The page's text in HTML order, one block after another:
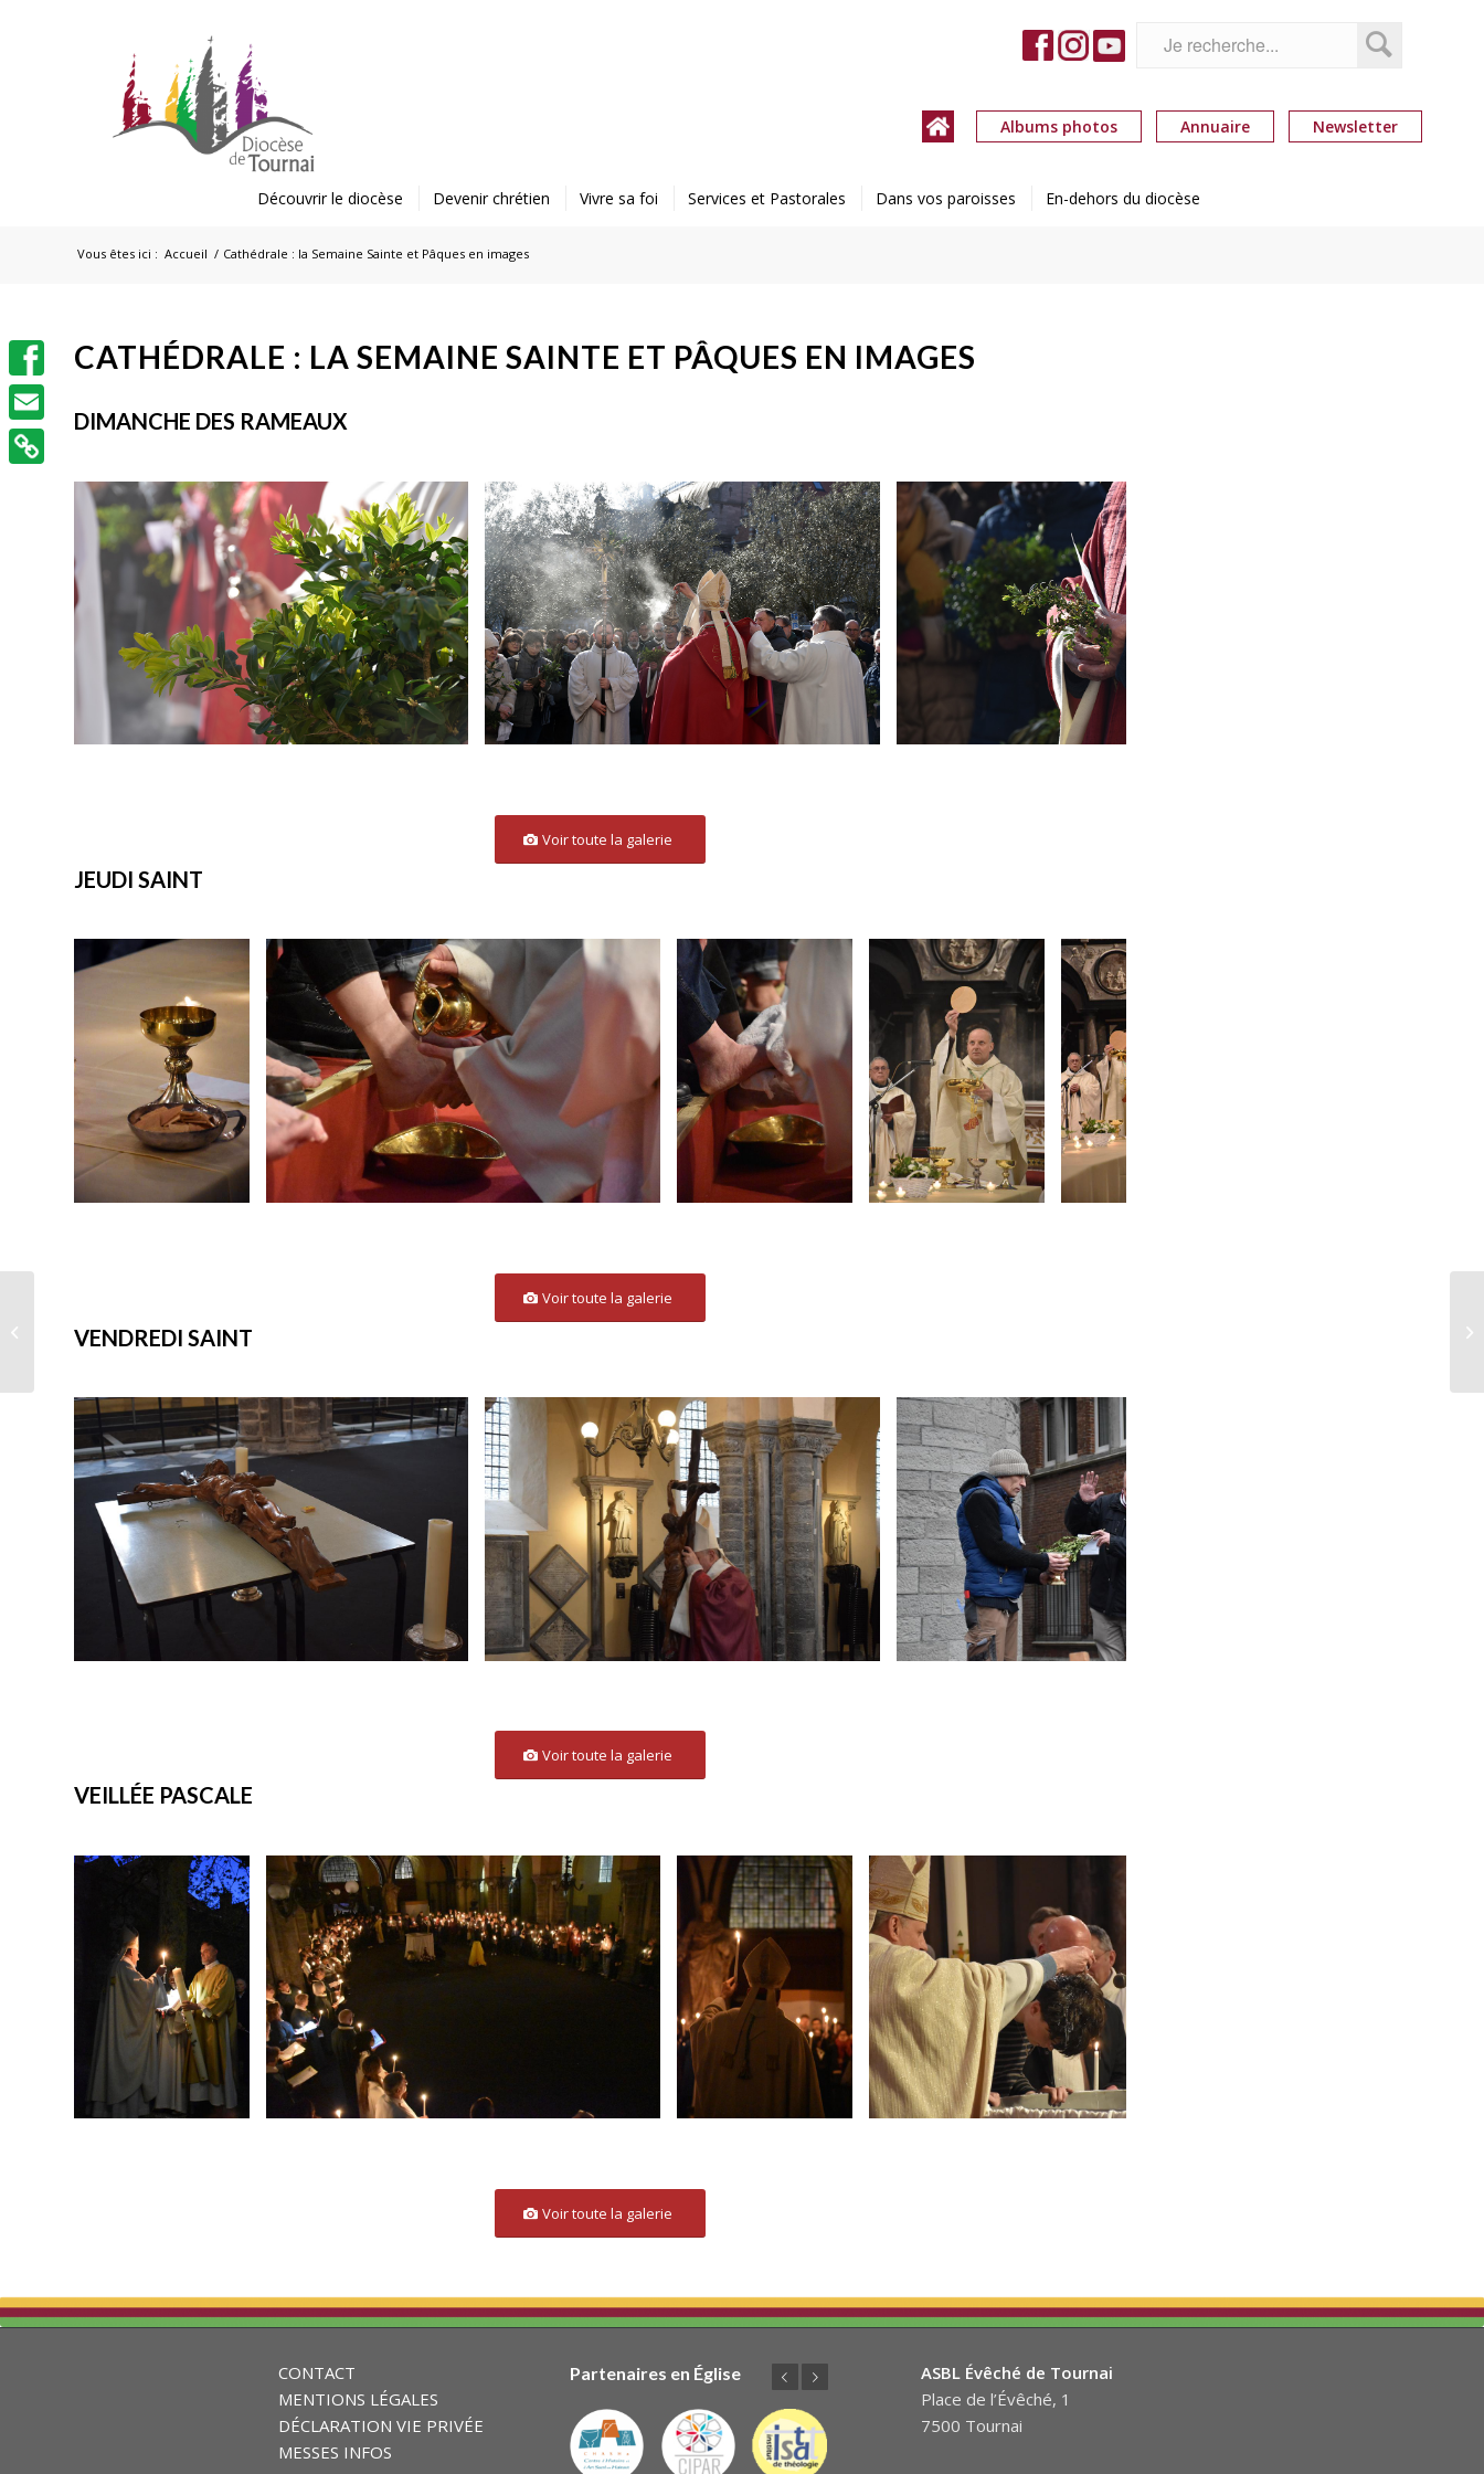
Albums photos Annuaire Newsletter
Vous êtes ici : Accueil / Cathédrale : la Semaine Sainte et Pâques en images
Découvrir le diocèse Devenir chrétien Vivre sa foi Services et Pastorales Dans vos paroisses En-dehors du diocèse
CATHÉDRALE : LA SEMAINE SAINTE ET PÂQUES EN IMAGES
DIMANCHE DES RAMEAUX
Voir toute la galerie
JEUDI SAINT
Voir toute la galerie
VENDREDI SAINT
Voir toute la galerie
VEILLÉE PASCALE
Voir toute la galerie
CONTACT
MENTIONS LÉGALES
DÉCLARATION VIE PRIVÉE
MESSES INFOS
Partenaires en Église
PrécédentSuivant
ASBL Évêché de Tournai
Place de l’Évêché, 1
7500 Tournai
BATON, Jésuite
Facebook
Email